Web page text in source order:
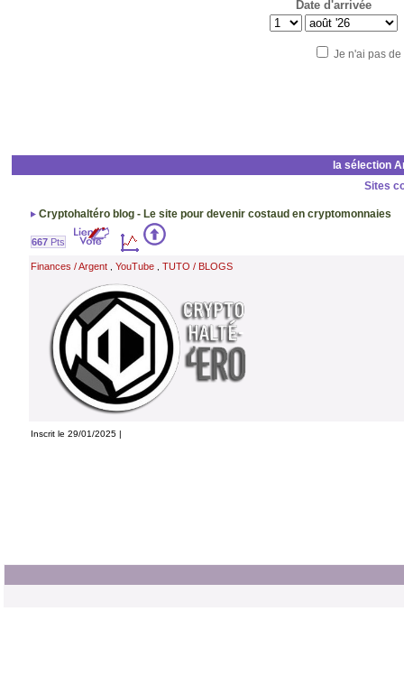
Date d'arrivée
Je n'ai pas
la sélection
Sites
Cryptohaltéro blog - Le site pour devenir costaud en cryptomonnaies
667Pts
Finances / Argent, YouTube, TUTO / BLOGS
Inscrit le 29/01/2025 |